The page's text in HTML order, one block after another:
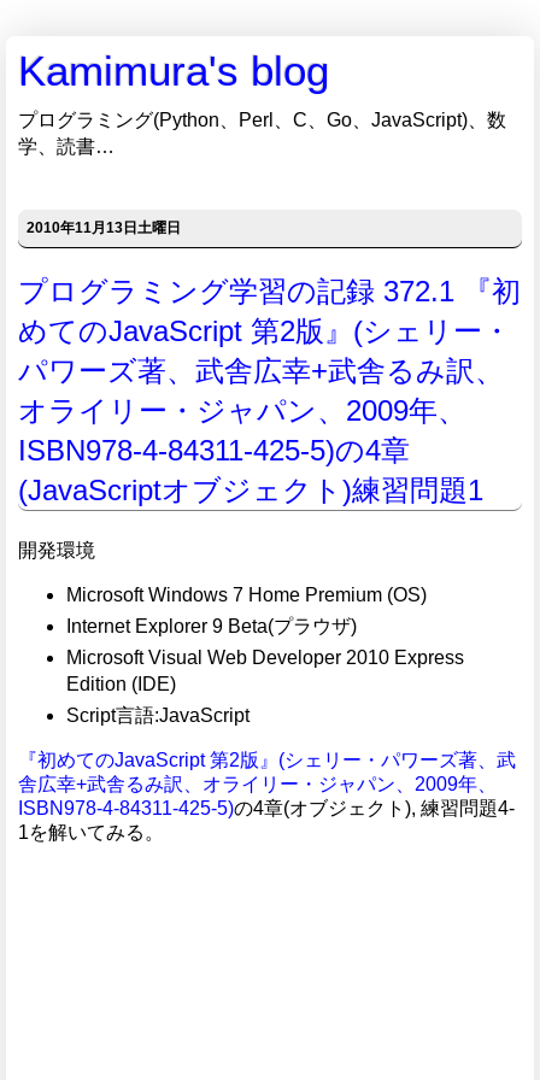
Kamimura's blog
プログラミング(Python、Perl、C、Go、JavaScript)、数
学、読書…
2010年11月13日土曜日
プログラミング学習の記録 372.1 『初
めてのJavaScript 第2版』(シェリー・
パワーズ著、武舎広幸+武舎るみ訳、
オライリー・ジャパン、2009年、
ISBN978-4-84311-425-5)の4章
(JavaScriptオブジェクト)練習問題1
開発環境
Microsoft Windows 7 Home Premium (OS)
Internet Explorer 9 Beta(プラウザ)
Microsoft Visual Web Developer 2010 Express
Edition (IDE)
Script言語:JavaScript
『初めてのJavaScript 第2版』(シェリー・パワーズ著、武
舎広幸+武舎るみ訳、オライリー・ジャパン、2009年、
ISBN978-4-84311-425-5)の4章(オブジェクト), 練習問題4-
1を解いてみる。